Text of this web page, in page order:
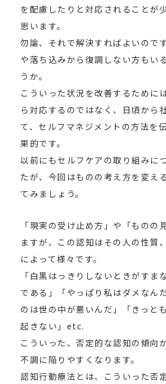
を配慮したりと対応されることが
思います。
勿論、それで解決すればよいので
や落ち込みから復調しない方もい
うか。
こういった状況を改善するために
ら対応するのではなく、日頃から
て、セルフマネジメントの方法を
果的です。
以前にもセルフケアの取り組みに
たが、今回はものの考え方を変え
てみましょう。
「現実の受け止め方」や「ものの
ますが、この認知はその人の性質
によって様々です。
「白黒はっきりしないときがすま
である」「やっぱり私はダメなん
のは世の中が悪いんだ」「きっと
起きない」etc.
こういった、否定的な認知の傾向
不調に陥りやすくなります。
認知行動療法とは、こういった否